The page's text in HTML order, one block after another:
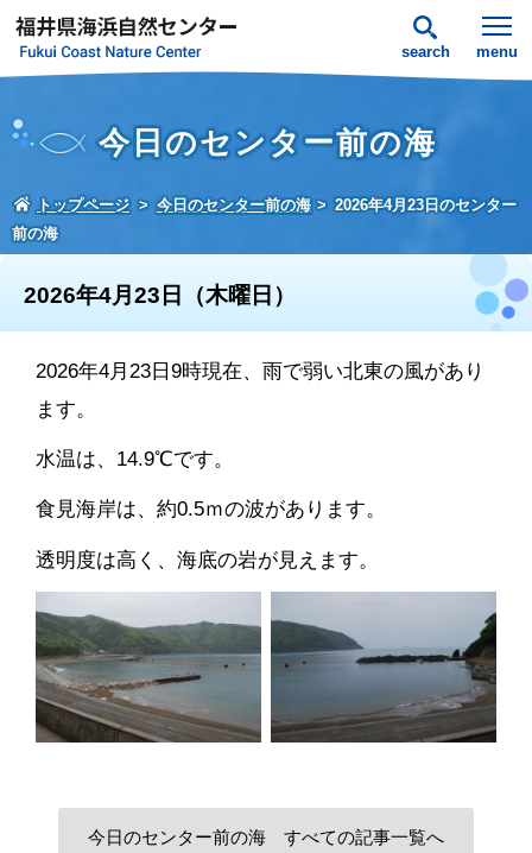
search menu
今日のセンター前の海
トップページ 今日のセンター前の海
2026年4月23日のセンター
前の海
2026年4月23日（木曜日）
2026年4月23日9時現在、雨で弱い北東の風があり
ます。
水温は、14.9℃です。
食見海岸は、約0.5ｍの波があります。
透明度は高く、海底の岩が見えます。
今日のセンター前の海 すべての記事一覧へ